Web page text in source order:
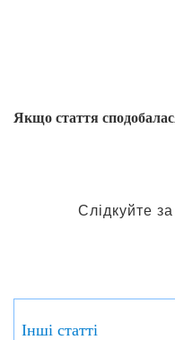
Якщо стаття
Слідкуйте
Інші статті